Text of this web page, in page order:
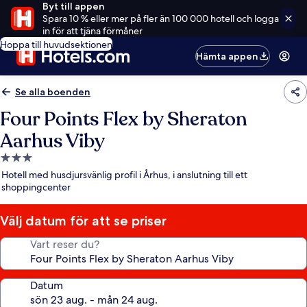
Byt till appen
Spara 10 % eller mer på fler än 100 000 hotell och logga
in för att tjäna förmåner
Hoppa till huvudsektionen
Hämta appen
Se alla boenden
Four Points Flex by Sheraton
Aarhus Viby
3.0-
stjärnigt
boende
Hotell med husdjursvänlig profil i Århus, i anslutning till ett
shoppingcenter
Välj datum för att se priser
Vart reser du?
Datum